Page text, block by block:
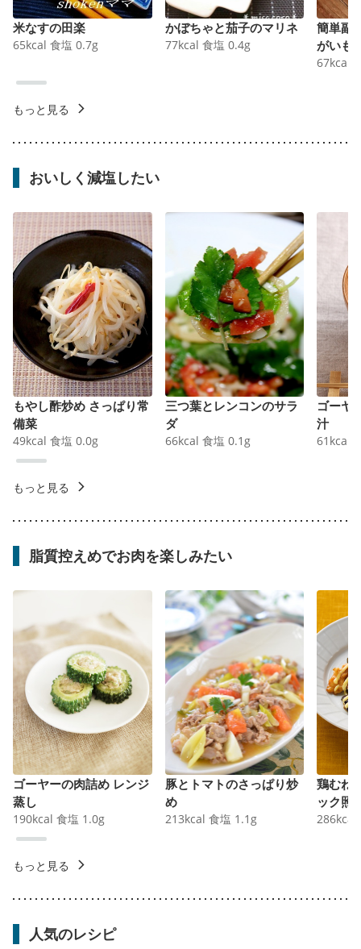
米なすの田楽
65kcal 食塩 0.7g
かぼちゃと茄子のマリネ
77kcal 食塩 0.4g
簡単副
がいも
67kcal
もっと見る
おいしく減塩したい
もやし酢炒め さっぱり常
備菜
49kcal 食塩 0.0g
三つ葉とレンコンのサラ
ダ
66kcal 食塩 0.1 g
ゴーヤ
汁
61 kcal
もっと見る
脂質控えめでお肉を楽しみたい
ゴーヤーの肉詰め レンジ
蒸し
190kcal 食塩 1.0g
豚とトマトのさっぱり炒
め
213kcal 食塩 1.1 g
鶏むね
ック照
286kcal
もっと見る
人気のレシピ